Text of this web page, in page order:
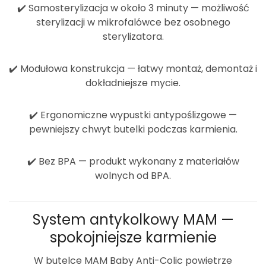
✔️ Samosterylizacja w około 3 minuty— możliwość
sterylizacji w mikrofalówce bez osobnego
sterylizatora.
✔️ Modułowa konstrukcja — łatwy montaż, demontaż i
dokładniejsze mycie.
✔️ Ergonomiczne wypustki antypoślizgowe —
pewniejszy chwyt butelki podczas karmienia.
✔️ Bez BPA — produkt wykonany z materiałów
wolnych od BPA.
System antykolkowy MAM —
spokojniejsze karmienie
W butelce MAM Baby Anti-Colic powietrze